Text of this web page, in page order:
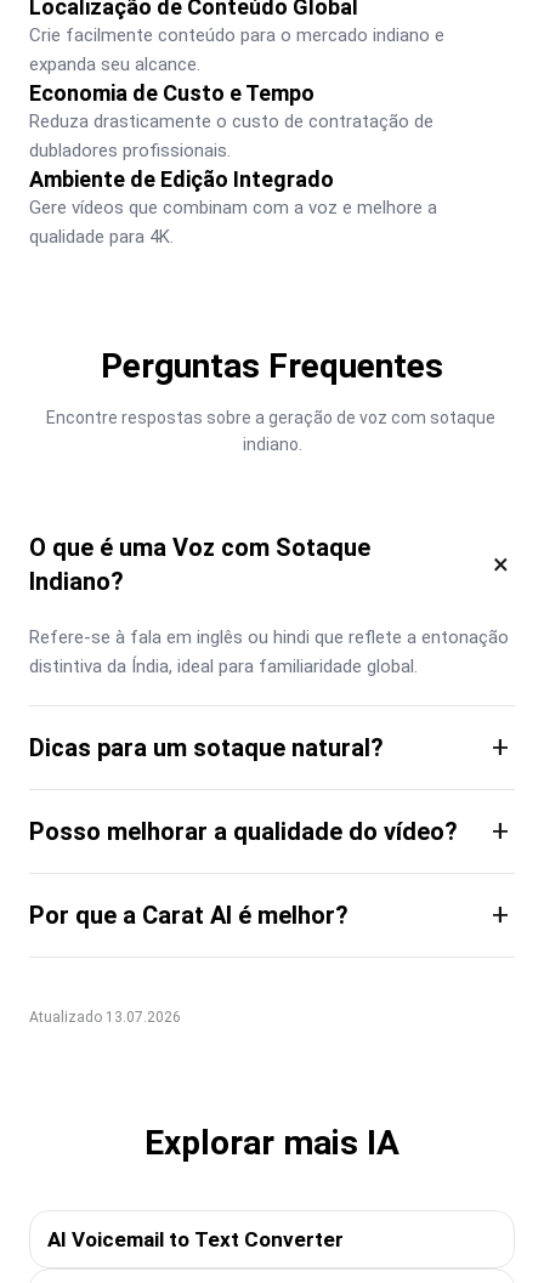
Localização de Conteúdo Global
Crie facilmente conteúdo para o mercado indiano e
expanda seu alcance.
Economia de Custo e Tempo
Reduza drasticamente o custo de contratação de
dubladores profissionais.
Ambiente de Edição Integrado
Gere vídeos que combinam com a voz e melhore a
qualidade para 4K.
Perguntas Frequentes
Encontre respostas sobre a geração de voz com sotaque
indiano.
O que é uma Voz com Sotaque
Indiano?
×
Refere-se à fala em inglês ou hindi que reflete a entonação
distintiva da Índia, ideal para familiaridade global.
Dicas para um sotaque natural? +
Posso melhorar a qualidade do vídeo? +
Por que a Carat AI é melhor? +
Atualizado 13.07.2026
Explorar mais IA
AI Voicemail to Text Converter